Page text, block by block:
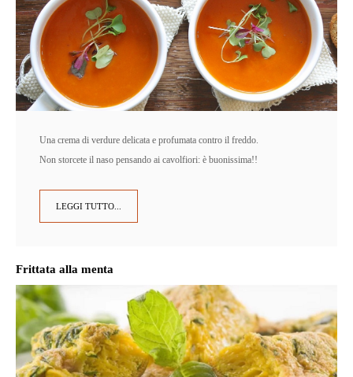
Una crema di verdure delicata e profumata contro il freddo.
Non storcete il naso pensando ai cavolfiori: è buonissima!!
LEGGI TUTTO...
Frittata alla menta